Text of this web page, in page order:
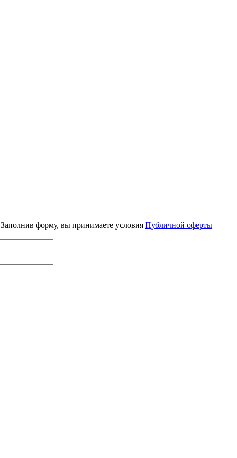
Заполнив форму, вы принимаете условия Публичной оферты